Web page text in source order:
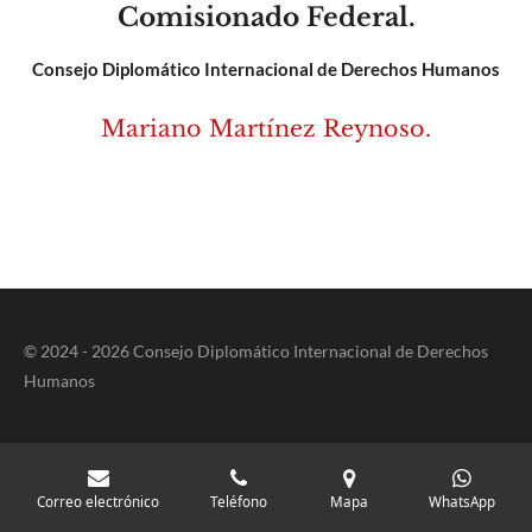
Comisionado Federal.
Consejo Diplomático Internacional de Derechos Humanos
Mariano Martínez Reynoso.
© 2024 - 2026 Consejo Diplomático Internacional de Derechos
Humanos
Correo electrónico Teléfono Mapa WhatsApp